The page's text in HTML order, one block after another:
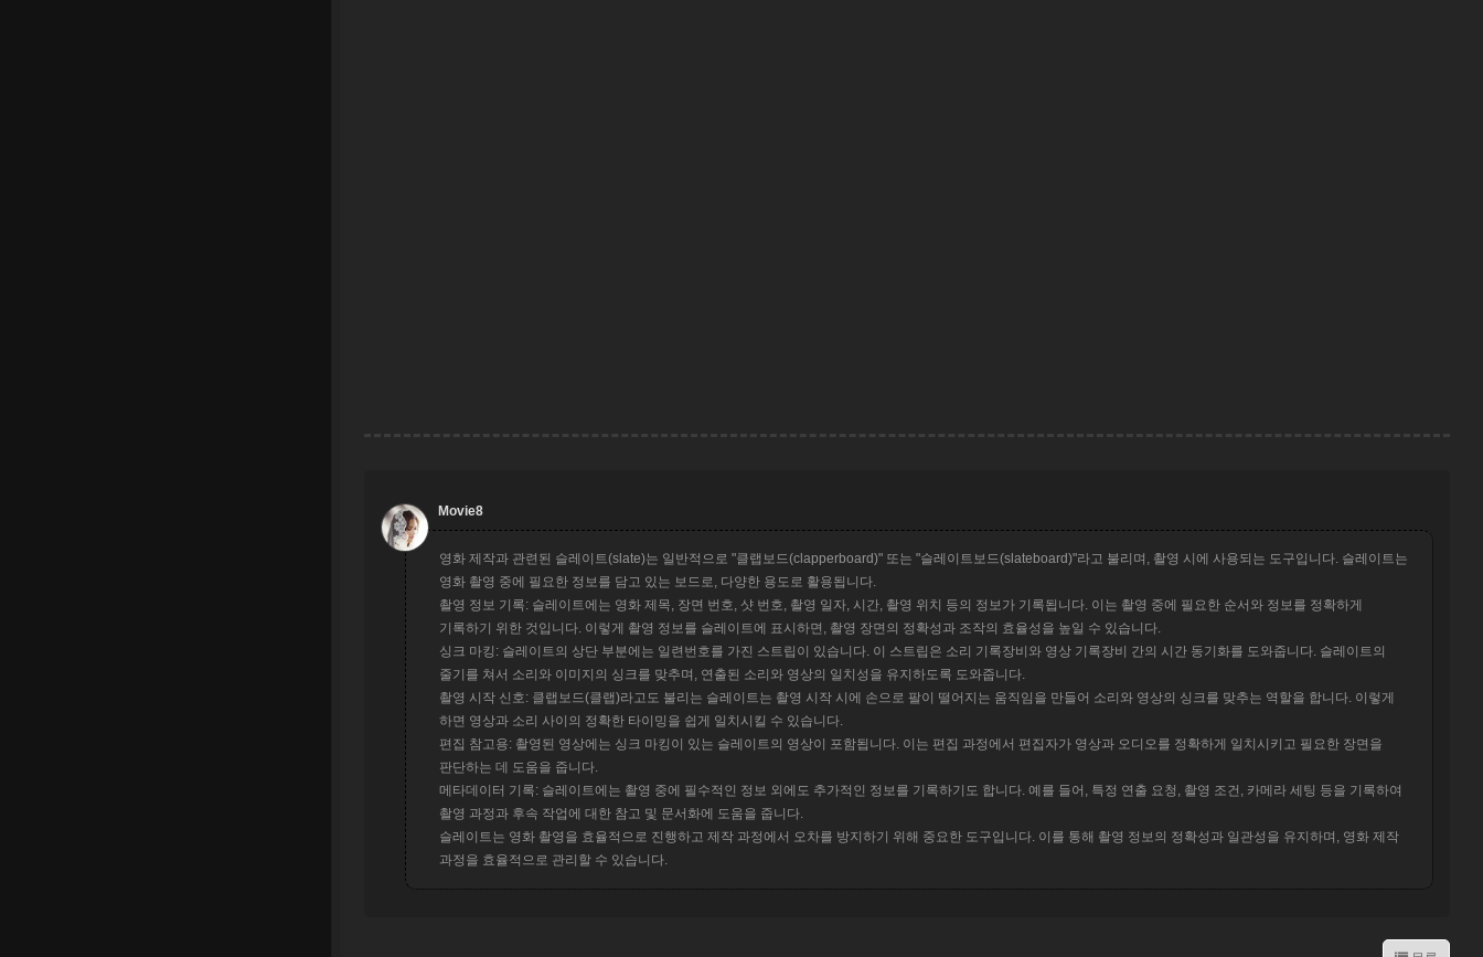
Movie8
영화 제작과 관련된 슬레이트(slate)는 일반적으로 "클랩보드(clapperboard)" 또는 "슬레이트보드(slateboard)"라고 불리며, 촬영 시에 사용되는 도구입니다. 슬레이트는
영화 촬영 중에 필요한 정보를 담고 있는 보드로, 다양한 용도로 활용됩니다.
촬영 정보 기록: 슬레이트에는 영화 제목, 장면 번호, 샷 번호, 촬영 일자, 시간, 촬영 위치 등의 정보가 기록됩니다. 이는 촬영 중에 필요한 순서와 정보를 정확하게
기록하기 위한 것입니다. 이렇게 촬영 정보를 슬레이트에 표시하면, 촬영 장면의 정확성과 조작의 효율성을 높일 수 있습니다.
싱크 마킹: 슬레이트의 상단 부분에는 일련번호를 가진 스트립이 있습니다. 이 스트립은 소리 기록장비와 영상 기록장비 간의 시간 동기화를 도와줍니다. 슬레이트의
줄기를 쳐서 소리와 이미지의 싱크를 맞추며, 연출된 소리와 영상의 일치성을 유지하도록 도와줍니다.
촬영 시작 신호: 클랩보드(클랩)라고도 불리는 슬레이트는 촬영 시작 시에 손으로 팔이 떨어지는 움직임을 만들어 소리와 영상의 싱크를 맞추는 역할을 합니다. 이렇게
하면 영상과 소리 사이의 정확한 타이밍을 쉽게 일치시킬 수 있습니다.
편집 참고용: 촬영된 영상에는 싱크 마킹이 있는 슬레이트의 영상이 포함됩니다. 이는 편집 과정에서 편집자가 영상과 오디오를 정확하게 일치시키고 필요한 장면을
판단하는 데 도움을 줍니다.
메타데이터 기록: 슬레이트에는 촬영 중에 필수적인 정보 외에도 추가적인 정보를 기록하기도 합니다. 예를 들어, 특정 연출 요청, 촬영 조건, 카메라 세팅 등을 기록하여
촬영 과정과 후속 작업에 대한 참고 및 문서화에 도움을 줍니다.
슬레이트는 영화 촬영을 효율적으로 진행하고 제작 과정에서 오차를 방지하기 위해 중요한 도구입니다. 이를 통해 촬영 정보의 정확성과 일관성을 유지하며, 영화 제작
과정을 효율적으로 관리할 수 있습니다.